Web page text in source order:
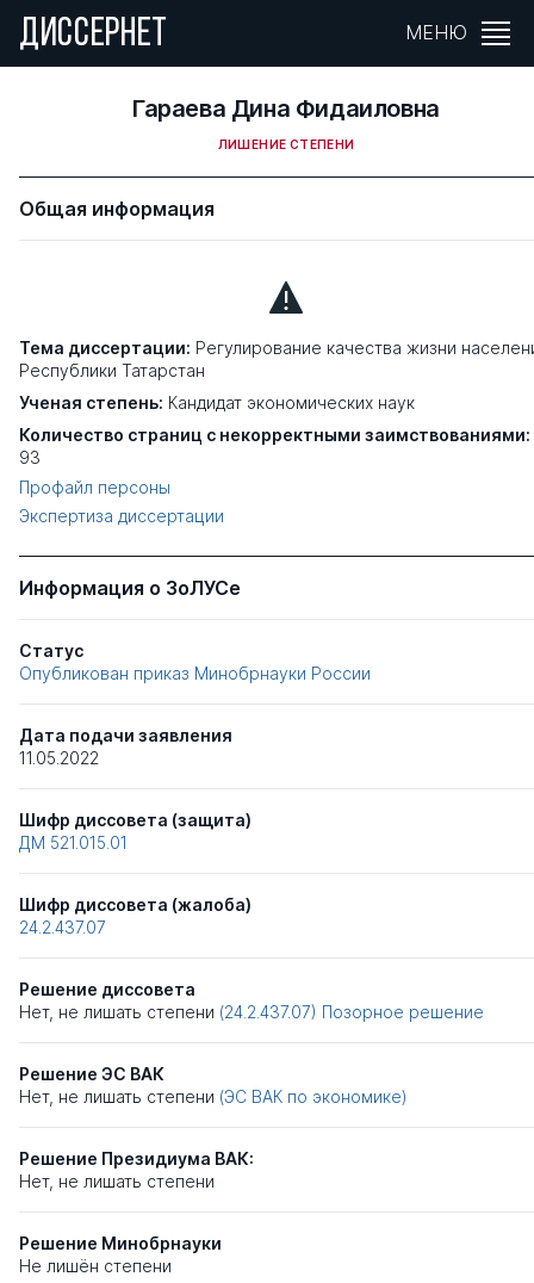
ДИССЕРНЕТ МЕНЮ
Гараева Дина Фидаиловна
ЛИШЕНИЕ СТЕПЕНИ
Общая информация
Тема диссертации: Регулирование качества жизни
Республики Татарстан
Ученая степень: Кандидат экономических наук
Количество страниц с некорректными заимствованиями:
93
Профайл персоны
Экспертиза диссертации
Информация о ЗоЛУСе
Статус
Опубликован приказ Минобрнауки России
Дата подачи заявления
11.05.2022
Шифр диссовета (защита)
ДМ 521.015.01
Шифр диссовета (жалоба)
24.2.437.07
Решение диссовета
Нет, не лишать степени (24.2.437.07) Позорное решение
Решение ЭС ВАК
Нет, не лишать степени (ЭС ВАК по экономике)
Решение Президиума ВАК:
Нет, не лишать степени
Решение Минобрнауки
Не лишён степени